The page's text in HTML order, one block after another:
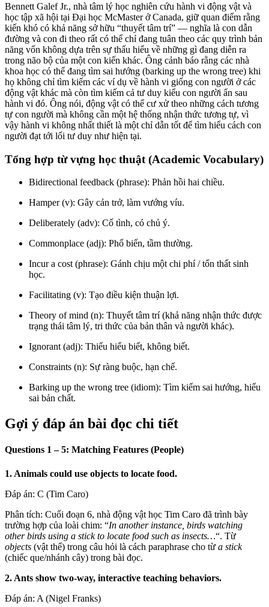
Bennett Galef Jr., nhà tâm lý học nghiên cứu hành vi động vật và
học tập xã hội tại Đại học McMaster ở Canada, giữ quan điểm rằng
kiến khó có khả năng sở hữu “thuyết tâm trí” — nghĩa là con dẫn
đường và con đi theo rất có thể chỉ đang tuân theo các quy trình bản
năng vốn không dựa trên sự thấu hiểu về những gì đang diễn ra
trong não bộ của một con kiến khác. Ông cảnh báo rằng các nhà
khoa học có thể đang tìm sai hướng (barking up the wrong tree) khi
họ không chỉ tìm kiếm các ví dụ về hành vi giống con người ở các
động vật khác mà còn tìm kiếm cả tư duy kiểu con người ẩn sau
hành vi đó. Ông nói, động vật có thể cư xử theo những cách tương
tự con người mà không cần một hệ thống nhận thức tương tự, vì
vậy hành vi không nhất thiết là một chỉ dẫn tốt để tìm hiểu cách con
người đạt tới lối tư duy như hiện tại.
Tổng hợp từ vựng học thuật (Academic Vocabulary)
Bidirectional feedback (phrase): Phản hồi hai chiều.
Hamper (v): Gây cản trở, làm vướng víu.
Deliberately (adv): Cố tình, có chủ ý.
Commonplace (adj): Phổ biến, tầm thường.
Incur a cost (phrase): Gánh chịu một chi phí / tổn thất sinh
học.
Facilitating (v): Tạo điều kiện thuận lợi.
Theory of mind (n): Thuyết tâm trí (khả năng nhận thức được
trạng thái tâm lý, tri thức của bản thân và người khác).
Ignorant (adj): Thiếu hiểu biết, không biết.
Constraints (n): Sự ràng buộc, hạn chế.
Barking up the wrong tree (idiom): Tìm kiếm sai hướng, hiểu
sai bản chất.
Gợi ý đáp án bài đọc chi tiết
Questions 1 – 5: Matching Features (People)
1. Animals could use objects to locate food.
Đáp án: C (Tim Caro)
Phân tích: Cuối đoạn 6, nhà động vật học Tim Caro đã trình bày
trường hợp của loài chim: “In another instance, birds watching
other birds using a stick to locate food such as insects…“. Từ
objects (vật thể) trong câu hỏi là cách paraphrase cho từ a stick
(chiếc que/nhánh cây) trong bài đọc.
2. Ants show two-way, interactive teaching behaviors.
Đáp án: A (Nigel Franks)